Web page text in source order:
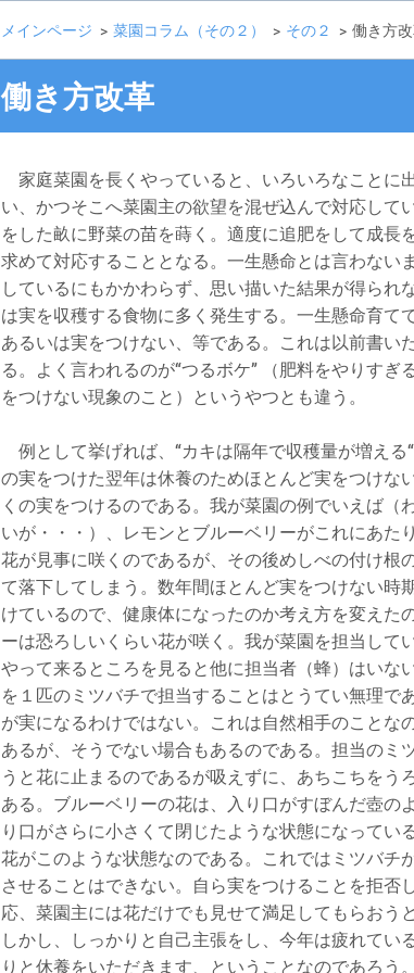
メインページ > 菜園コラム（その２） > その２ > 働き方
働き方改革
家庭菜園を長くやっていると、いろいろなことに
い、かつそこへ菜園主の欲望を混ぜ込んで対応して
をした畝に野菜の苗を蒔く。適度に追肥をして成長
求めて対応することとなる。一生懸命とは言わない
しているにもかかわらず、思い描いた結果が得られ
は実を収穫する食物に多く発生する。一生懸命育て
あるいは実をつけない、等である。これは以前書い
る。よく言われるのが“つるボケ” （肥料をやりすぎ
をつけない現象のこと）というやつとも違う。
例として挙げれば、“カキは隔年で収穫量が増える
の実をつけた翌年は休養のためほとんど実をつけな
くの実をつけるのである。我が菜園の例でいえば（
いが・・・）、レモンとブルーベリーがこれにあた
花が見事に咲くのであるが、その後めしべの付け根
て落下してしまう。数年間ほとんど実をつけない時
けているので、健康体になったのか考え方を変えた
ーは恐ろしいくらい花が咲く。我が菜園を担当して
やって来るところを見ると他に担当者（蜂）はいな
を１匹のミツバチで担当することはとうてい無理で
が実になるわけではない。これは自然相手のことな
あるが、そうでない場合もあるのである。担当のミ
うと花に止まるのであるが吸えずに、あちこちをう
ある。ブルーベリーの花は、入り口がすぼんだ壺の
り口がさらに小さくて閉じたような状態になってい
花がこのような状態なのである。これではミツバチ
させることはできない。自ら実をつけることを拒否
応、菜園主には花だけでも見せて満足してもらお
しかし、しっかりと自己主張をし、今年は疲れてい
りと休養をいただきます、ということなのであろう